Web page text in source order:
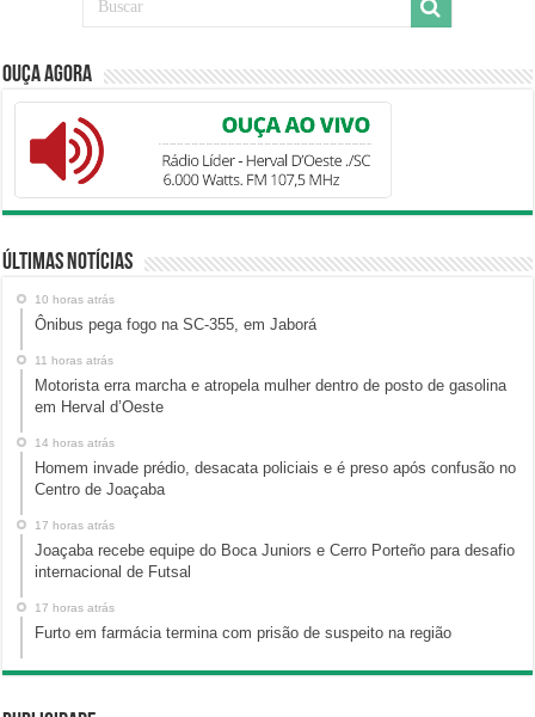
Ouça Agora
Últimas Notícias
10 horas atrás
Ônibus pega fogo na SC-355, em Jaborá
11 horas atrás
Motorista erra marcha e atropela mulher dentro de posto de gasolina
em Herval d’Oeste
14 horas atrás
Homem invade prédio, desacata policiais e é preso após confusão no
Centro de Joaçaba
17 horas atrás
Joaçaba recebe equipe do Boca Juniors e Cerro Porteño para desafio
internacional de Futsal
17 horas atrás
Furto em farmácia termina com prisão de suspeito na região